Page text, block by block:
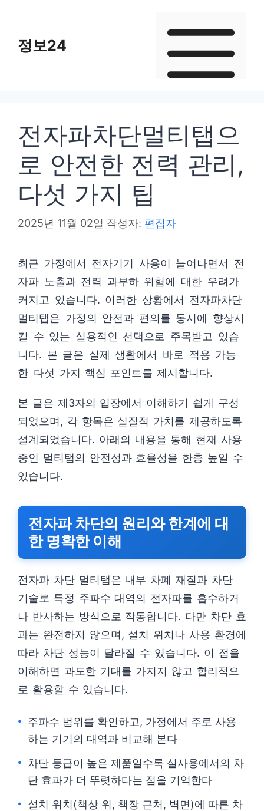
정보24
전자파차단멀티탭으
로 안전한 전력 관리,
다섯 가지 팁
2025년 11월 02일 작성자: 편집자
최근 가정에서 전자기기 사용이 늘어나면서 전
자파 노출과 전력 과부하 위험에 대한 우려가
커지고 있습니다. 이러한 상황에서 전자파차단
멀티탭은 가정의 안전과 편의를 동시에 향상시
킬 수 있는 실용적인 선택으로 주목받고 있습
니다. 본 글은 실제 생활에서 바로 적용 가능
한 다섯 가지 핵심 포인트를 제시합니다.
본 글은 제3자의 입장에서 이해하기 쉽게 구성
되었으며, 각 항목은 실질적 가치를 제공하도록
설계되었습니다. 아래의 내용을 통해 현재 사용
중인 멀티탭의 안전성과 효율성을 한층 높일 수
있습니다.
전자파 차단의 원리와 한계에 대
한 명확한 이해
전자파 차단 멀티탭은 내부 차폐 재질과 차단
기술로 특정 주파수 대역의 전자파를 흡수하거
나 반사하는 방식으로 작동합니다. 다만 차단 효
과는 완전하지 않으며, 설치 위치나 사용 환경에
따라 차단 성능이 달라질 수 있습니다. 이 점을
이해하면 과도한 기대를 가지지 않고 합리적으
로 활용할 수 있습니다.
주파수 범위를 확인하고, 가정에서 주로 사용
하는 기기의 대역과 비교해 본다
차단 등급이 높은 제품일수록 실사용에서의 차
단 효과가 더 뚜렷하다는 점을 기억한다
설치 위치(책상 위, 책장 근처, 벽면)에 따른 차